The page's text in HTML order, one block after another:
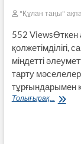
"Құлан таңы"
552 ViewsӨткен
міндетті
тарту
тұрғындарымен
Толығырақ...